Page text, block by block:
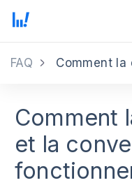
FAQ
Comment
et la